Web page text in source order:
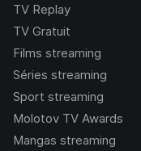
TV Replay
TV Gratuit
Films streaming
Séries streaming
Sport streaming
Molotov TV Awards
Mangas streaming